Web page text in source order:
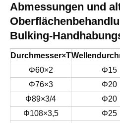
Abmessungen und
Bulking-
Durchmesser×T
Φ60×2
Φ15
Φ76×3
Φ20
Φ89×3/4
Φ20
Φ108×3,5
Φ25